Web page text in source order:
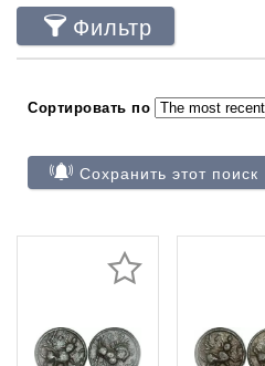
Фильтр
Сортировать по
Сохранить этот поиск